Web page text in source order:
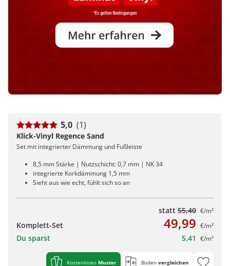
5,0 (1)
Klick-Vinyl Regence Sand
Set mit integrierter Dämmung und Fußleiste
8,5 mm Stärke | Nutzschicht: 0,7 mm | NK 34
integrierte Korkdämmung 1,5 mm
Sieht aus wie echt, fühlt sich so an
statt 55,40 €/m²
Komplett-Set 49,99 €/m²
Du sparst 5,41 €/m²
Kostenloses Muster Boden vergleichen